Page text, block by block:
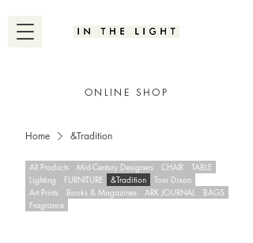
ONLINE SHOP
Home &Tradition
All Products Mid-Century Designers CHAIR
TABLE
Lighting
FURNITURE &Tradition
Tom Dixon
Art Prints
Books & Magazines ARK JOURNAL
BAGS
Fragrance